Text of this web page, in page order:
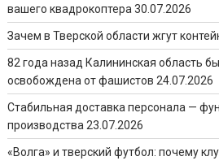
вашего квадрокоптера 30.07.2026
Зачем в Тверской области жгут
82 года назад Калининская область
освобождена от фашистов 24.07.2026
Стабильная доставка персонала —
производства 23.07.2026
«Волга» и тверский футбол: почему